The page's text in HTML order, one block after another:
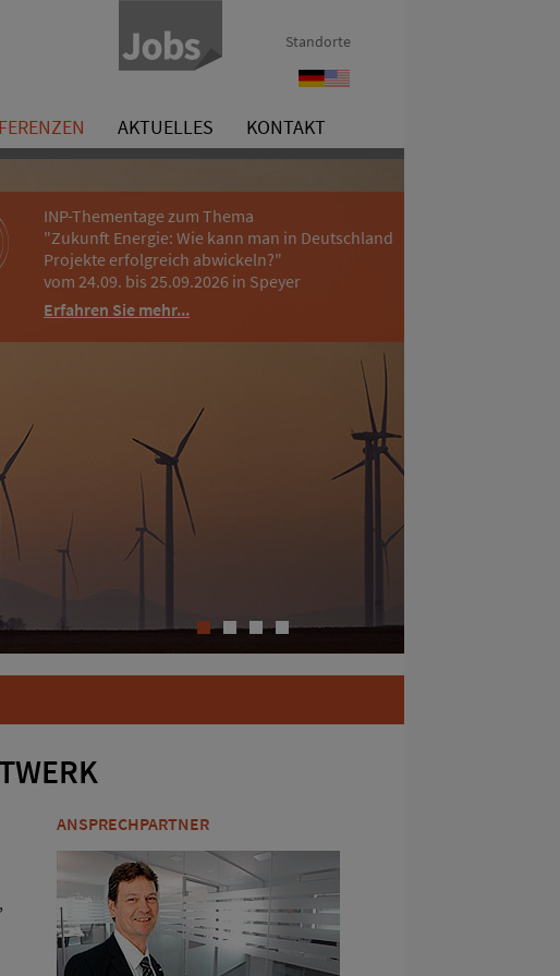
Standorte
AKTUELLES KONTAKT
Referenzen
References
INP-Thementage zum Thema
"Zukunft Energie: Wie kann man in Deutschland
Projekte erfolgreich abwickeln?"
vom 24.09. bis 25.09.2026 in Speyer
Erfahren Sie mehr...
1
2 3 4
ANSPRECHPARTNER